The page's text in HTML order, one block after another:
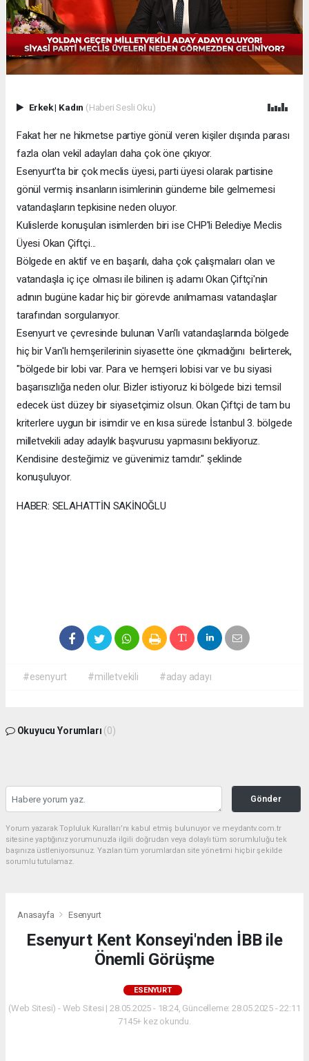
Erkek| Kadın (Haberi Sesli Oku)
Fakat her ne hikmetse partiye gönül veren kişiler dışında parası
fazla olan vekil adayları daha çok öne çıkıyor.
Esenyurt'ta bir çok meclis üyesi, parti üyesi olarak partisine
gönül vermiş insanların isimlerinin gündeme bile gelmemesi
vatandaşların tepkisine neden oluyor.
Kulislerde konuşulan isimlerden biri ise CHP'li Belediye Meclis
Üyesi Okan Çiftçi...
Bölgede en aktif ve en başarılı, daha çok çalışmaları olan ve
vatandaşla iç içe olması ile bilinen iş adamı Okan Çiftçi'nin
adının bugüne kadar hiç bir görevde anılmaması vatandaşlar
tarafından sorgulanıyor.
Esenyurt ve çevresinde bulunan Van'lı vatandaşlarında bölgede
hiç bir Van'lı hemşerilerinin siyasette öne çıkmadığını belirterek,
"bölgede bir lobi var. Para ve hemşeri lobisi var ve bu siyasi
başarısızlığa neden olur. Bizler istiyoruz ki bölgede bizi temsil
edecek üst düzey bir siyasetçimiz olsun. Okan Çiftçi de tam bu
kriterlere uygun bir isimdir ve en kısa sürede İstanbul 3. bölgede
milletvekili aday adaylık başvurusu yapmasını bekliyoruz.
Kendisine desteğimiz ve güvenimiz tamdır." şeklinde
konuşuluyor.
HABER: SELAHATTİN SAKİNOĞLU
#esenyurt #milletvekili #aday adayı
Okuyucu Yorumları (0)
Gönder
Yorum yazarak Topluluk Kuralları’nı kabul etmiş bulunuyor ve meydantv.com.tr
sitesine yaptığınız yorumunuzla ilgili doğrudan veya dolaylı tüm sorumluluğu tek
başınıza üstleniyorsunuz. Yazılan tüm yorumlardan site yönetimi hiçbir şekilde
sorumlu tutulamaz.
Anasayfa Esenyurt
Esenyurt Kent Konseyi'nden İBB ile
Önemli Görüşme
ESENYURT
(Web Sitesi) - Web Sitesi | 28.05.2025 - 18:24, Güncelleme: 28.05.2025 - 22:11
7145+ kez okundu.